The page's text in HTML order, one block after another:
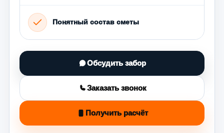
Понятный состав сметы
Обсудить забор
Заказать звонок
Получить расчёт